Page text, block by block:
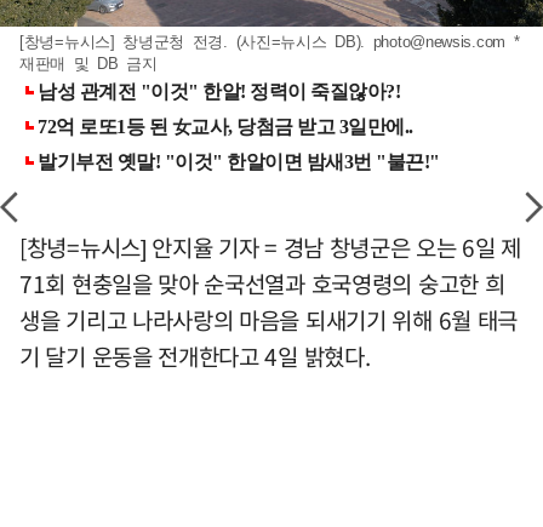
[창녕=뉴시스] 창녕군청 전경. (사진=뉴시스 DB). photo@newsis.com *
재판매 및 DB 금지
[창녕=뉴시스] 안지율 기자 = 경남 창녕군은 오는 6일 제
71회 현충일을 맞아 순국선열과 호국영령의 숭고한 희
생을 기리고 나라사랑의 마음을 되새기기 위해 6월 태극
기 달기 운동을 전개한다고 4일 밝혔다.